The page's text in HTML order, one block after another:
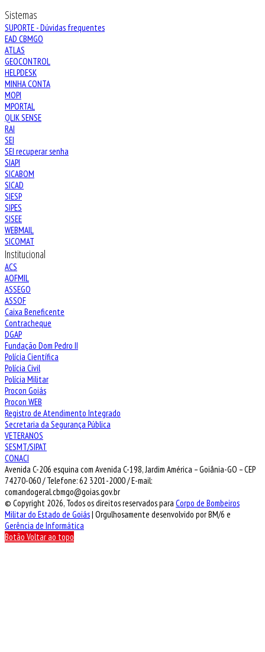
Sistemas
SUPORTE - Dúvidas frequentes
EAD CBMGO
ATLAS
GEOCONTROL
HELPDESK
MINHA CONTA
MOPI
MPORTAL
QLIK SENSE
RAI
SEI
SEI recuperar senha
SIAPI
SICABOM
SICAD
SIESP
SIPES
SISEE
WEBMAIL
SICOMAT
Institucional
ACS
AOFMIL
ASSEGO
ASSOF
Caixa Beneficente
Contracheque
DGAP
Fundação Dom Pedro II
Polícia Científica
Polícia Civil
Polícia Militar
Procon Goiás
Procon WEB
Registro de Atendimento Integrado
Secretaria da Segurança Pública
VETERANOS
SESMT/SIPAT
CONACI
Avenida C-206 esquina com Avenida C-198, Jardim América – Goiânia-GO – CEP
74270-060 / Telefone: 62 3201-2000 / E-mail:
comandogeral.cbmgo@goias.gov.br
© Copyright 2026, Todos os direitos reservados para Corpo de Bombeiros
Militar do Estado de Goiás| Orgulhosamente desenvolvido por BM/6 e
Gerência de Informática
Botão Voltar ao topo